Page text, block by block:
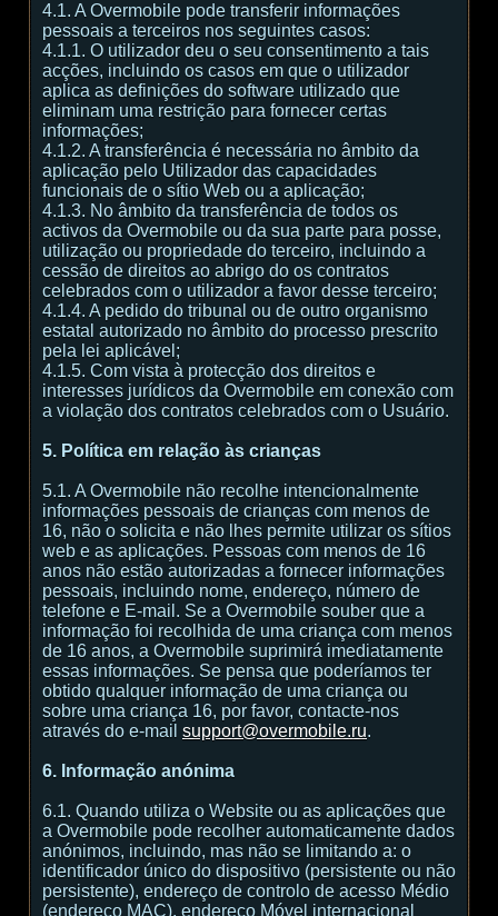
4.1. A Overmobile pode transferir informações
pessoais a terceiros nos seguintes casos:
4.1.1. O utilizador deu o seu consentimento a tais
acções, incluindo os casos em que o utilizador
aplica as definições do software utilizado que
eliminam uma restrição para fornecer certas
informações;
4.1.2. A transferência é necessária no âmbito da
aplicação pelo Utilizador das capacidades
funcionais de o sítio Web ou a aplicação;
4.1.3. No âmbito da transferência de todos os
activos da Overmobile ou da sua parte para posse,
utilização ou propriedade do terceiro, incluindo a
cessão de direitos ao abrigo do os contratos
celebrados com o utilizador a favor desse terceiro;
4.1.4. A pedido do tribunal ou de outro organismo
estatal autorizado no âmbito do processo prescrito
pela lei aplicável;
4.1.5. Com vista à protecção dos direitos e
interesses jurídicos da Overmobile em conexão com
a violação dos contratos celebrados com o Usuário.
5. Política em relação às crianças
5.1. A Overmobile não recolhe intencionalmente
informações pessoais de crianças com menos de
16, não o solicita e não lhes permite utilizar os sítios
web e as aplicações. Pessoas com menos de 16
anos não estão autorizadas a fornecer informações
pessoais, incluindo nome, endereço, número de
telefone e E-mail. Se a Overmobile souber que a
informação foi recolhida de uma criança com menos
de 16 anos, a Overmobile suprimirá imediatamente
essas informações. Se pensa que poderíamos ter
obtido qualquer informação de uma criança ou
sobre uma criança 16, por favor, contacte-nos
através do e-mail support@overmobile.ru.
6. Informação anónima
6.1. Quando utiliza o Website ou as aplicações que
a Overmobile pode recolher automaticamente dados
anónimos, incluindo, mas não se limitando a: o
identificador único do dispositivo (persistente ou não
persistente), endereço de controlo de acesso Médio
(endereço MAC), endereço Móvel internacional